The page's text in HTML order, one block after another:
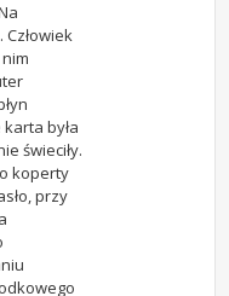
była
świeciły.
koperty
przy